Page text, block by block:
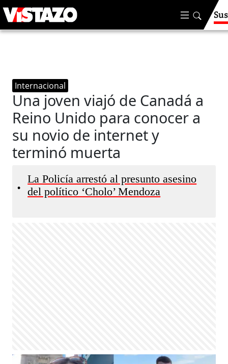
Internacional
Una joven viajó de Canadá a
Reino Unido para conocer a
su novio de internet y
terminó muerta
•
La Policía arrestó al presunto asesino
del político ‘Cholo’ Mendoza